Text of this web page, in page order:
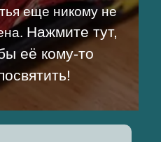
еще никому не
Нажмите тут,
её кому-то